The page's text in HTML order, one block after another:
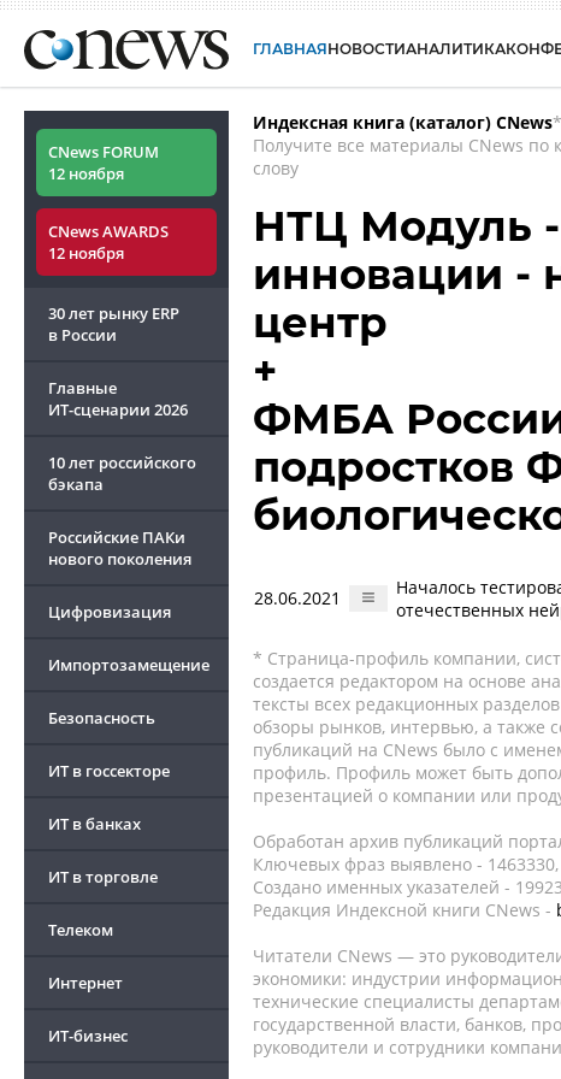
ГЛАВНАЯНОВОСТИАНАЛИТИКА
CNews FORUM
12 ноября
CNews AWARDS
12 ноября
30 лет рынку ERP
в России
Главные
ИТ-сценарии 2026
10 лет российского
бэкапа
Российские ПАКи
нового поколения
Цифровизация
Импортозамещение
Безопасность
ИТ в госсекторе
ИТ в банках
ИТ в торговле
Телеком
Интернет
ИТ-бизнес
Индексная книга (каталог) CNews*
Получите все материалы CNews по
слову
НТЦ Модуль
инновации -
центр
+
ФМБА
подростков
28.06.2021
Началось
отечественных
* Страница-профиль компании,
создается редактором на основе
тексты всех редакционных
обзоры рынков, интервью, а также
публикаций на CNews было с
профиль. Профиль может быть
презентацией о компании или
Обработан архив публикаций
Ключевых фраз выявлено -
Создано именных указателей -
Редакция Индексной книги CNews -
Читатели CNews — это
экономики: индустрии
технические специалисты
государственной власти, банков,
руководители и сотрудники